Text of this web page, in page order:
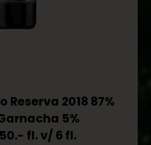
Reserva 2018 87%
5%
fl. v/ 6 fl.